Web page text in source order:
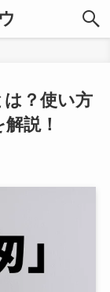
は？使い方
説！